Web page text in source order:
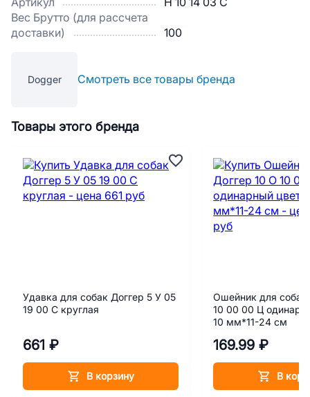
Артикул
Н 10 14 03 С
Вес Брутто (для рассчета
доставки)
100
Dogger Смотреть все товары бренда
Товары этого бренда
Удавка для собак Доггер 5 У 05
19 00 С круглая
661 ₽
В корзину
Ошейник для собак
10 00 00 Ц
10 мм*11-24 см
169.99 ₽
В